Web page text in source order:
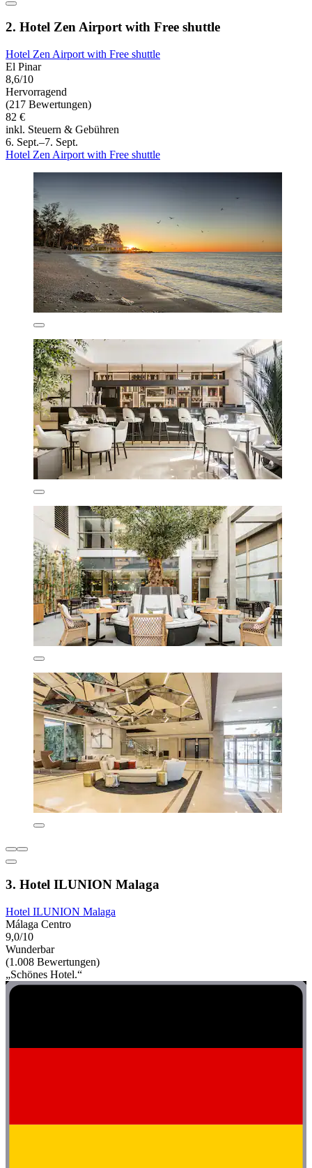
2. Hotel Zen Airport with Free shuttle
Hotel Zen Airport with Free shuttle
El Pinar
8,6/10
Hervorragend
(217 Bewertungen)
82 €
inkl. Steuern & Gebühren
6. Sept.–7. Sept.
Hotel Zen Airport with Free shuttle
3. Hotel ILUNION Malaga
Hotel ILUNION Malaga
Málaga Centro
9,0/10
Wunderbar
(1.008 Bewertungen)
„Schönes Hotel.“